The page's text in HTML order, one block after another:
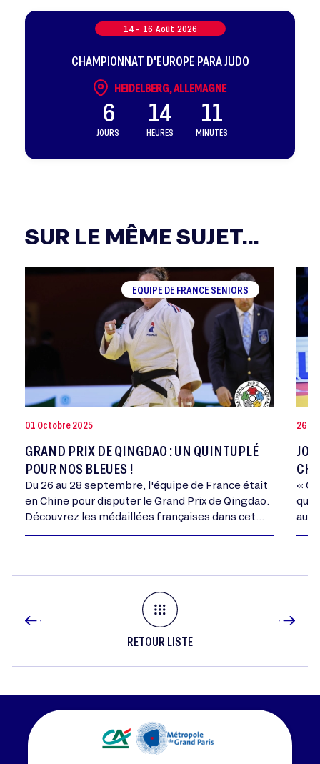
14 - 16 Août 2026
CHAMPIONNAT D'EUROPE PARA JUDO
HEIDELBERG, ALLEMAGNE
6
JOURS
14
HEURES
11
MINUTES
SUR LE MÊME SUJET...
EQUIPE DE FRANCE SENIORS
01 Octobre 2025
GRAND PRIX DE QINGDAO : UN QUINTUPLÉ
POUR NOS BLEUES !
Du 26 au 28 septembre, l'équipe de France était
en Chine pour disputer le Grand Prix de Qingdao.
Découvrez les médaillées françaises dans cet
26
«
qui
RETOUR LISTE